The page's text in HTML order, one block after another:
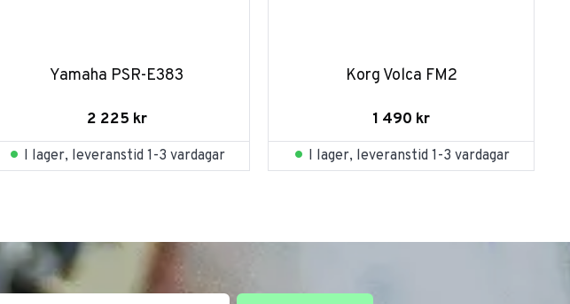
Yamaha PSR-E383
2 225 kr
I lager, leveranstid 1-3 vardagar
Korg Volca FM2
1 490 kr
I lager, leveranstid 1-3 vardagar